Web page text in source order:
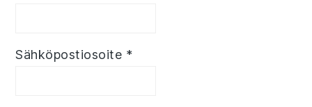
Sähköpostiosoite *